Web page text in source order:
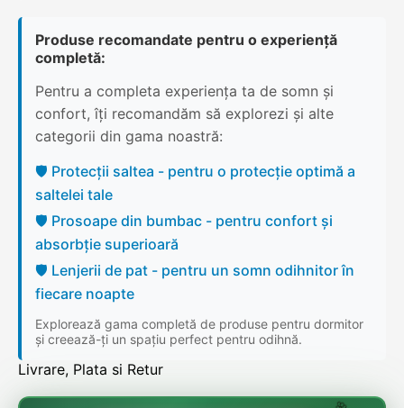
Produse recomandate pentru o experiență
completă:
Pentru a completa experiența ta de somn și
confort, îți recomandăm să explorezi și alte
categorii din gama noastră:
🛡️ Protecții saltea - pentru o protecție optimă a
saltelei tale
🛡️ Prosoape din bumbac - pentru confort și
absorbție superioară
🛡️ Lenjerii de pat - pentru un somn odihnitor în
fiecare noapte
Explorează gama completă de produse pentru dormitor
și creează-ți un spațiu perfect pentru odihnă.
Livrare, Plata si Retur